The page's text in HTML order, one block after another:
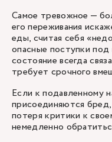
Самое тревожное —
его переживания
еды, считая себя
опасные поступки
состояние всегда
требует срочного
Если к подавленному
присоединяются
потеря критики к
немедленно